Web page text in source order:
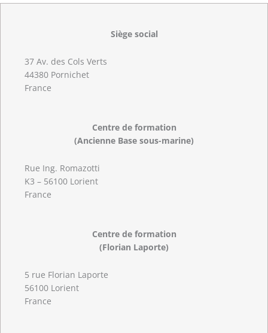
Siège social
37 Av. des Cols Verts
44380 Pornichet
France
Centre de formation
(Ancienne Base sous-marine)
Rue Ing. Romazotti
K3 – 56100 Lorient
France
Centre de formation
(Florian Laporte)
5 rue Florian Laporte
56100 Lorient
France